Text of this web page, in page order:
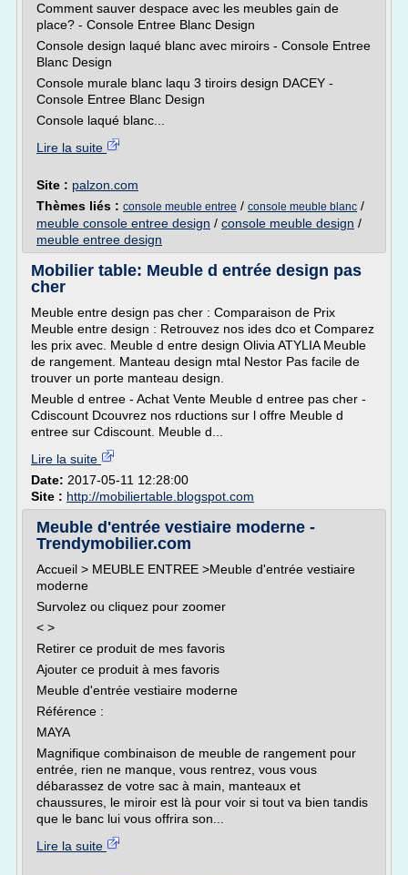
Comment sauver despace avec les meubles gain de
place? - Console Entree Blanc Design
Console design laqué blanc avec miroirs - Console Entree
Blanc Design
Console murale blanc laqu 3 tiroirs design DACEY -
Console Entree Blanc Design
Console laqué blanc...
Lire la suite
Site : palzon.com
Thèmes liés : console meuble entree / console meuble blanc /
meuble console entree design / console meuble design /
meuble entree design
Mobilier table: Meuble d entrée design pas
cher
Meuble entre design pas cher : Comparaison de Prix
Meuble entre design : Retrouvez nos ides dco et Comparez
les prix avec. Meuble d entre design Olivia ATYLIA Meuble
de rangement. Manteau design mtal Nestor Pas facile de
trouver un porte manteau design.
Meuble d entree - Achat Vente Meuble d entree pas cher -
Cdiscount Dcouvrez nos rductions sur l offre Meuble d
entree sur Cdiscount. Meuble d...
Lire la suite
Date: 2017-05-11 12:28:00
Site : http://mobiliertable.blogspot.com
Meuble d'entrée vestiaire moderne -
Trendymobilier.com
Accueil > MEUBLE ENTREE >Meuble d'entrée vestiaire
moderne
Survolez ou cliquez pour zoomer
< >
Retirer ce produit de mes favoris
Ajouter ce produit à mes favoris
Meuble d'entrée vestiaire moderne
Référence :
MAYA
Magnifique combinaison de meuble de rangement pour
entrée, rien ne manque, vous rentrez, vous vous
débarassez de votre sac à main, manteaux et
chaussures, le miroir est là pour voir si tout va bien tandis
que le banc lui vous offrira son...
Lire la suite